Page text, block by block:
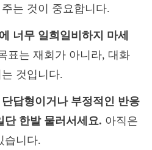
는 것이 중요합니다.
너무 일희일비하지 마세
표는 재회가 아니라, 대화
것입니다.
답형이거나 부정적인 반응
단 한발 물러서세요. 아직은
습니다.